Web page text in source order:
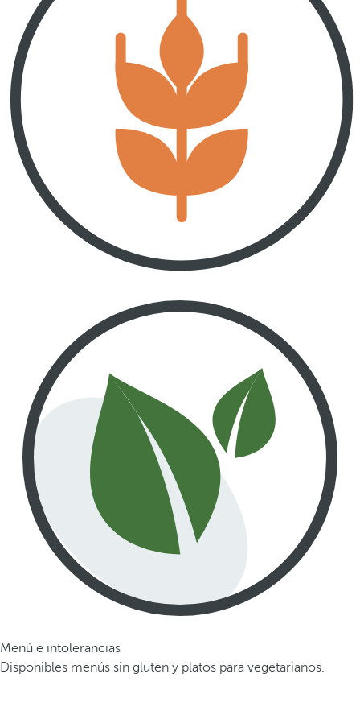
Menú e intolerancias
Disponibles menús sin gluten y platos para vegetarianos.